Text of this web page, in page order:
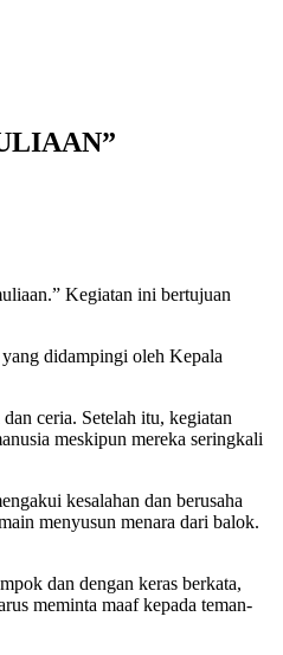
Kegiatan ini bertujuan
didampingi oleh Kepala
ceria. Setelah itu, kegiatan
meskipun mereka seringkali
kesalahan dan berusaha
menyusun menara dari balok.
dan dengan keras berkata,
meminta maaf kepada teman-